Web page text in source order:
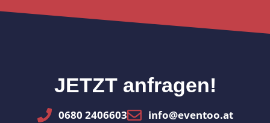
JETZT anfragen!
0680 2406603 info@eventoo.at